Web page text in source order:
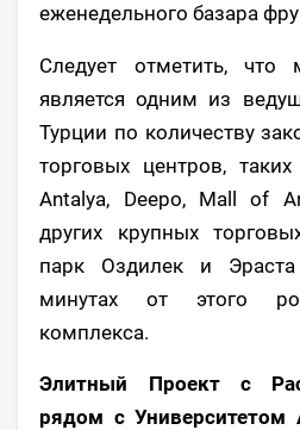
еженедельного базара
Следует отметить, что
является одним из
Турции по количеству
торговых центров,
Antalya, Deepo, Mall of
других крупных
парк Оздилек и
минутах от этого
комплекса.
Элитный Проект с
рядом с Университетом